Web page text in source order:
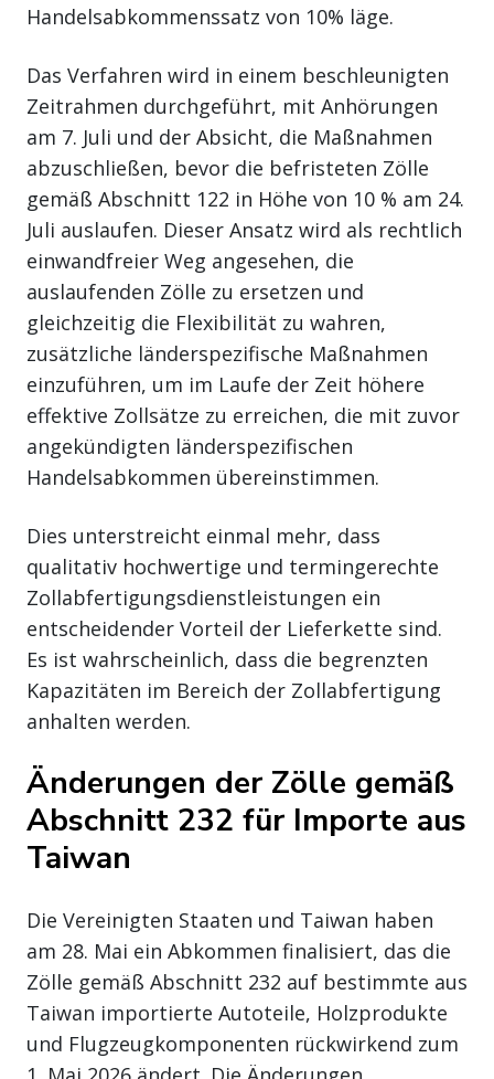
Handelsabkommenssatz von 10% läge.
Das Verfahren wird in einem beschleunigten
Zeitrahmen durchgeführt, mit Anhörungen
am 7. Juli und der Absicht, die Maßnahmen
abzuschließen, bevor die befristeten Zölle
gemäß Abschnitt 122 in Höhe von 10 % am 24.
Juli auslaufen. Dieser Ansatz wird als rechtlich
einwandfreier Weg angesehen, die
auslaufenden Zölle zu ersetzen und
gleichzeitig die Flexibilität zu wahren,
zusätzliche länderspezifische Maßnahmen
einzuführen, um im Laufe der Zeit höhere
effektive Zollsätze zu erreichen, die mit zuvor
angekündigten länderspezifischen
Handelsabkommen übereinstimmen.
Dies unterstreicht einmal mehr, dass
qualitativ hochwertige und termingerechte
Zollabfertigungsdienstleistungen ein
entscheidender Vorteil der Lieferkette sind.
Es ist wahrscheinlich, dass die begrenzten
Kapazitäten im Bereich der Zollabfertigung
anhalten werden.
Änderungen der Zölle gemäß
Abschnitt 232 für Importe aus
Taiwan
Die Vereinigten Staaten und Taiwan haben
am 28. Mai ein Abkommen finalisiert, das die
Zölle gemäß Abschnitt 232 auf bestimmte aus
Taiwan importierte Autoteile, Holzprodukte
und Flugzeugkomponenten rückwirkend zum